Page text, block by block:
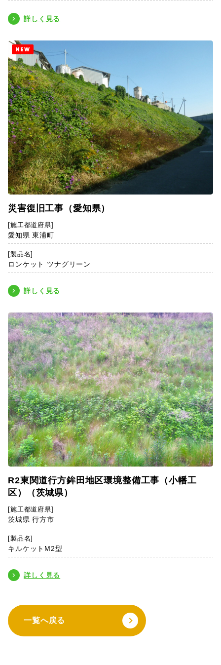
詳しく見る
NEW
災害復旧工事（愛知県）
[施工都道府県]
愛知県 東浦町
[製品名]
ロンケット ツナグリーン
詳しく見る
R2東関道行方鉾田地区環境整備工事（小幡工
区）（茨城県）
[施工都道府県]
茨城県 行方市
[製品名]
キルケットM2型
詳しく見る
一覧へ戻る